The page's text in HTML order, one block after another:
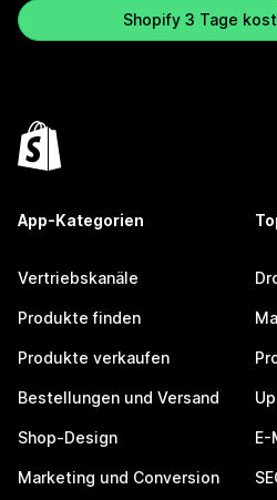
Shopify 3 Tage
App-Kategorien
Vertriebskanäle
Produkte finden
Produkte verkaufen
Bestellungen und Versand
Shop-Design
Marketing und Conversion
E-